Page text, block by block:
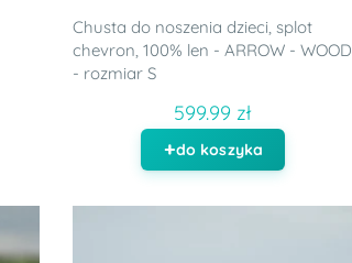
Chusta do noszenia dzieci, splot
chevron, 100% len - ARROW - WOOD
- rozmiar S
599.99 zł
do koszyka